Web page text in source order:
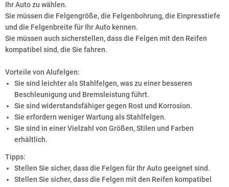
Ihr Auto zu wählen.
Sie müssen die Felgengröße, die Felgenbohrung, die Einpresstiefe
und die Felgenbreite für Ihr Auto kennen.
Sie müssen auch sicherstellen, dass die Felgen mit den Reifen
kompatibel sind, die Sie fahren.
Vorteile von Alufelgen:
Sie sind leichter als Stahlfelgen, was zu einer besseren
Beschleunigung und Bremsleistung führt.
Sie sind widerstandsfähiger gegen Rost und Korrosion.
Sie erfordern weniger Wartung als Stahlfelgen.
Sie sind in einer Vielzahl von Größen, Stilen und Farben
erhältlich.
Tipps:
Stellen Sie sicher, dass die Felgen für Ihr Auto geeignet sind.
Stellen Sie sicher, dass die Felgen mit den Reifen kompatibel